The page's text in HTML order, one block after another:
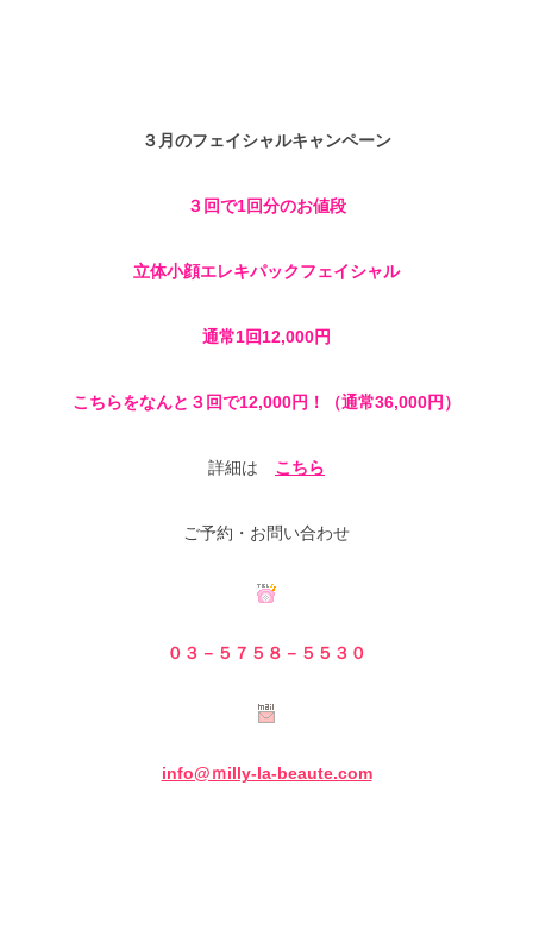
３月のフェイシャルキャンペーン
３回で1回分のお値段
立体小顔エレキパックフェイシャル
通常1回12,000円
こちらをなんと ３回で12,000円！（通常36,000円）
詳細は こちら
ご予約・お問い合わせ
０３－５７５８－５ ５３０
info@ｍilly-la-beaute.com